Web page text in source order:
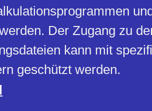
Der Zugang zu
kann mit
geschützt werden.